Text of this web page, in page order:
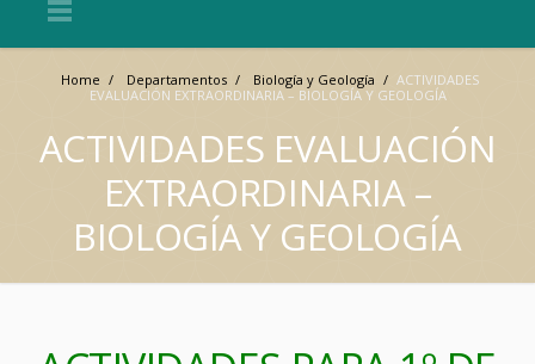
Home / Departamentos / Biología y Geología / ACTIVIDADES
EVALUACIÓN EXTRAORDINARIA – BIOLOGÍA Y GEOLOGÍA
ACTIVIDADES EVALUACIÓN
EXTRAORDINARIA –
BIOLOGÍA Y GEOLOGÍA